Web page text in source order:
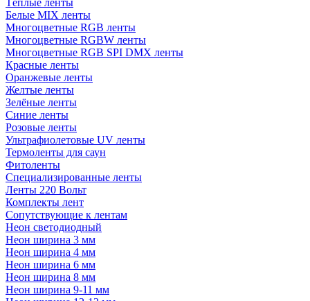
Тёплые ленты
Белые MIX ленты
Многоцветные RGB ленты
Многоцветные RGBW ленты
Многоцветные RGB SPI DMX ленты
Красные ленты
Оранжевые ленты
Желтые ленты
Зелёные ленты
Синие ленты
Розовые ленты
Ультрафиолетовые UV ленты
Термоленты для саун
Фитоленты
Специализированные ленты
Ленты 220 Вольт
Комплекты лент
Сопутствующие к лентам
Неон светодиодный
Неон ширина 3 мм
Неон ширина 4 мм
Неон ширина 6 мм
Неон ширина 8 мм
Неон ширина 9-11 мм